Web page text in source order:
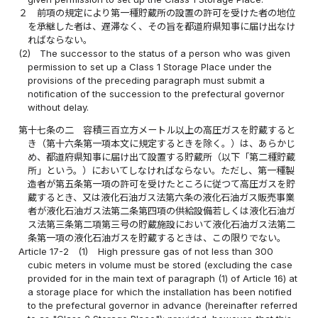
２
前項の規定により第一種貯蔵所の設置の許可を受けた者の地位
を承継した者は、遅滞なく、その旨を都道府県知事に届け出なけ
ればならない。
(2)
The successor to the status of a person who was given
permission to set up a Class 1 Storage Place under the
provisions of the preceding paragraph must submit a
notification of the succession to the prefectural governor
without delay.
第十七条の二
容積三百立方メートル以上の高圧ガスを貯蔵すると
き（第十六条第一項本文に規定するときを除く。）は、あらかじ
め、都道府県知事に届け出て設置する貯蔵所（以下「第二種貯蔵
所」という。）においてしなければならない。ただし、第一種製
造者が第五条第一項の許可を受けたところに従つて高圧ガスを貯
蔵するとき、又は液化石油ガス法第六条の液化石油ガス販売事業
者が液化石油ガス法第二条第四項の供給設備若しくは液化石油ガ
ス法第三条第二項第三号の貯蔵施設において液化石油ガス法第二
条第一項の液化石油ガスを貯蔵するときは、この限りでない。
Article 17-2
(1)
High pressure gas of not less than 300
cubic meters in volume must be stored (excluding the case
provided for in the main text of paragraph (1) of Article 16) at
a storage place for which the installation has been notified
to the prefectural governor in advance (hereinafter referred